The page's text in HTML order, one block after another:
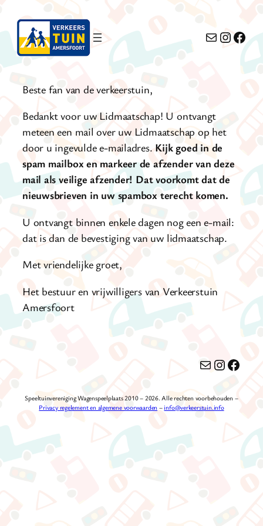
naar
de
inhoud
E-mail
Beste fan van de verkeerstuin,
Bedankt voor uw Lidmaatschap! U ontvangt
meteen een mail over uw Lidmaatschap op het
door u ingevulde e-mailadres. Kijk goed in de
spam mailbox en markeer de afzender van deze
mail als veilige afzender! Dat voorkomt dat de
nieuwsbrieven in uw spambox terecht komen.
U ontvangt binnen enkele dagen nog een e-mail:
dat is dan de bevestiging van uw lidmaatschap.
Met vriendelijke groet,
Het bestuur en vrijwilligers van Verkeerstuin
Amersfoort
E-mail
Speeltuinvereniging Wagenspeelplaats 2010 – 2026. Alle rechten voorbehouden –
Privacy regelement en algemene voorwaarden – info@verkeerstuin.info